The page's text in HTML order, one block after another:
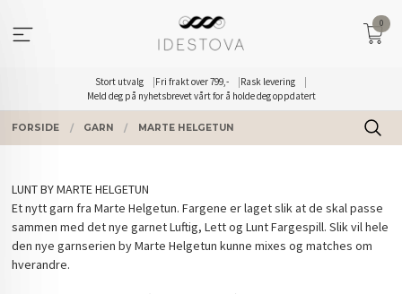
innholdet
Stort utvalg Fri frakt over 799,-
Rask levering
Meld deg på nyhetsbrevet vårt for å holde deg oppdatert
0
FORSIDE GARN MARTE HELGETUN
LUNT BY MARTE HELGETUN
Et nytt garn fra Marte Helgetun. Fargene er laget slik at de skal passe
sammen med det nye garnet Luftig, Lett og Lunt Fargespill. Slik vil hele
den nye garnserien by Marte Helgetun kunne mixes og matches om
hverandre.